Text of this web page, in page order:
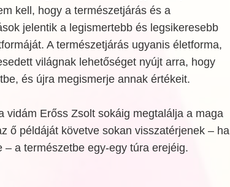
kell, hogy a természetjárás és a
jelentik a legismertebb és legsikeresebb
A természetjárás ugyanis életforma,
világnak lehetőséget nyújt arra, hogy
és újra megismerje annak értékeit.
vidám Erőss Zsolt sokáig megtalálja a maga
ő példáját követve sokan visszatérjenek – ha
– a természetbe egy-egy túra erejéig.